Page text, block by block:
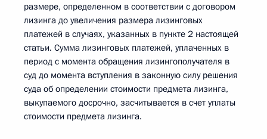
размере, определенном в соответствии с договором
лизинга до увеличения размера лизинговых
платежей в случаях, указанных в пункте 2 настоящей
статьи. Сумма лизинговых платежей, уплаченных в
период с момента обращения лизингополучателя в
суд до момента вступления в законную силу решения
суда об определении стоимости предмета лизинга,
выкупаемого досрочно, засчитывается в счет уплаты
стоимости предмета лизинга.